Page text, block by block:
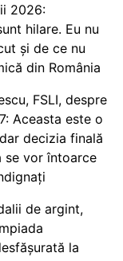
2026:
hilare. Eu nu
și de ce nu
din România
FSLI, despre
Aceasta este o
decizia finală
se vor întoarce
de argint,
la